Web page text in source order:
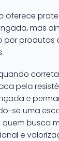
oferece
mas
por produtos
pela
e
se uma
busca
e